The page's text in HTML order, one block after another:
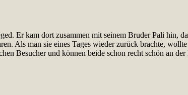
Er kam dort zusammen mit seinem Bruder Pali hin,
Als man sie eines Tages wieder zurück brachte,
Besucher und können beide schon recht schön an